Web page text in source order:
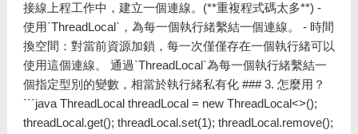
接線上程工作中，建立一個連線。(**重複程式碼太多**) -
使用`ThreadLocal`，為每一個執行緒繫結一個連線。 - 時間
換空間：對當前資源加鎖，每一次僅僅存在一個執行緒可以
使用這個連線。 通過`ThreadLocal`為每一個執行緒繫結一
個指定型別的變數，相當於執行緒私有化 ### 3. 怎麼用？
```java ThreadLocal threadLocal = new ThreadLocal<>();
threadLocal.get(); threadLocal.set(1); threadLocal.remove();